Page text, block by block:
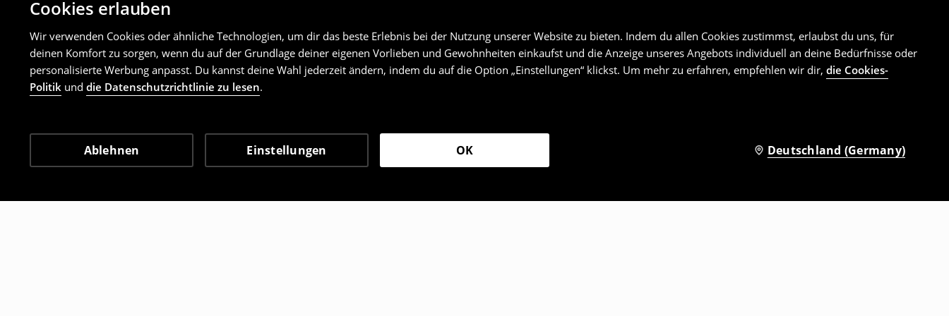
Cookies erlauben
Wir verwenden Cookies oder ähnliche Technologien, um dir das beste Erlebnis bei der Nutzung unserer Website zu bieten. Indem du allen Cookies zustimmst, erlaubst du uns, für
deinen Komfort zu sorgen, wenn du auf der Grundlage deiner eigenen Vorlieben und Gewohnheiten einkaufst und die Anzeige unseres Angebots individuell an deine Bedürfnisse oder
personalisierte Werbung anpasst. Du kannst deine Wahl jederzeit ändern, indem du auf die Option „Einstellungen“ klickst. Um mehr zu erfahren, empfehlen wir dir, die Cookies-
Politik und die Datenschutzrichtlinie zu lesen.
Ablehnen Einstellungen OK Deutschland (Germany)